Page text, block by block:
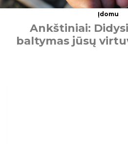
Įdomu
Ankštiniai: Didysi
baltymas jūsų virtu